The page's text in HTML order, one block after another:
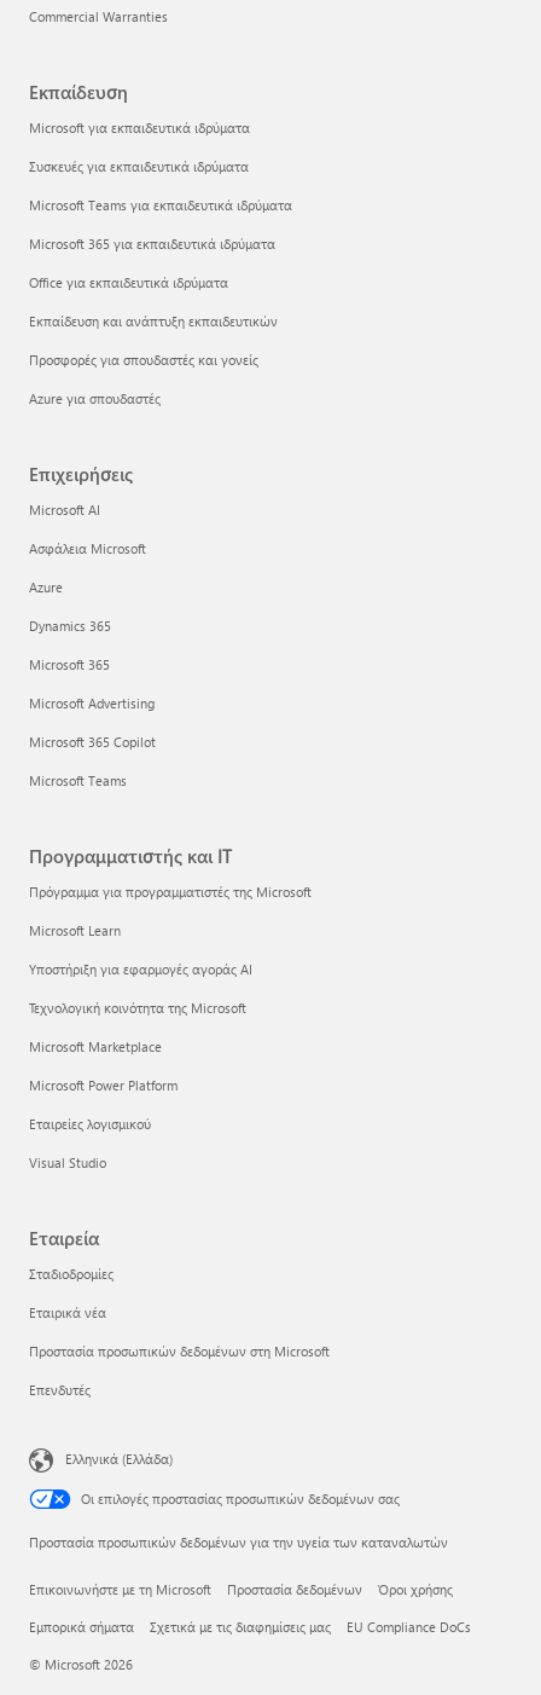
Commercial Warranties
Εκπαίδευση
Microsoft για εκπαιδευτικά ιδρύματα
Συσκευές για εκπαιδευτικά ιδρύματα
Microsoft Teams για εκπαιδευτικά ιδρύματα
Microsoft 365 για εκπαιδευτικά ιδρύματα
Office για εκπαιδευτικά ιδρύματα
Εκπαίδευση και ανάπτυξη εκπαιδευτικών
Προσφορές για σπουδαστές και γονείς
Azure για σπουδαστές
Επιχειρήσεις
Microsoft AI
Ασφάλεια Microsoft
Azure
Dynamics 365
Microsoft 365
Microsoft Advertising
Microsoft 365 Copilot
Microsoft Teams
Προγραμματιστής και IT
Πρόγραμμα για προγραμματιστές της Microsoft
Microsoft Learn
Υποστήριξη για εφαρμογές αγοράς AI
Τεχνολογική κοινότητα της Microsoft
Microsoft Marketplace
Microsoft Power Platform
Εταιρείες λογισμικού
Visual Studio
Εταιρεία
Σταδιοδρομίες
Εταιρικά νέα
Προστασία προσωπικών δεδομένων στη Microsoft
Επενδυτές
Ελληνικά (Ελλάδα)
Οι επιλογές προστασίας προσωπικών δεδομένων σας
Προστασία προσωπικών δεδομένων για την υγεία των καταναλωτών
Επικοινωνήστε με τη Microsoft Προστασία δεδομένων Όροι χρήσης
Εμπορικά σήματα Σχετικά με τις διαφημίσεις μας EU Compliance DoCs
© Microsoft 2026